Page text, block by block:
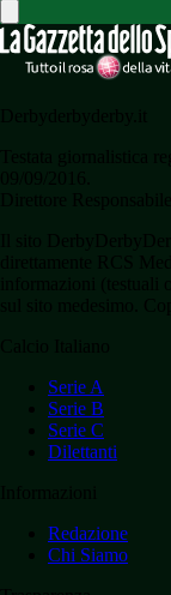
Serie A
Serie B
Serie C
Dilettanti
Redazione
Chi Siamo